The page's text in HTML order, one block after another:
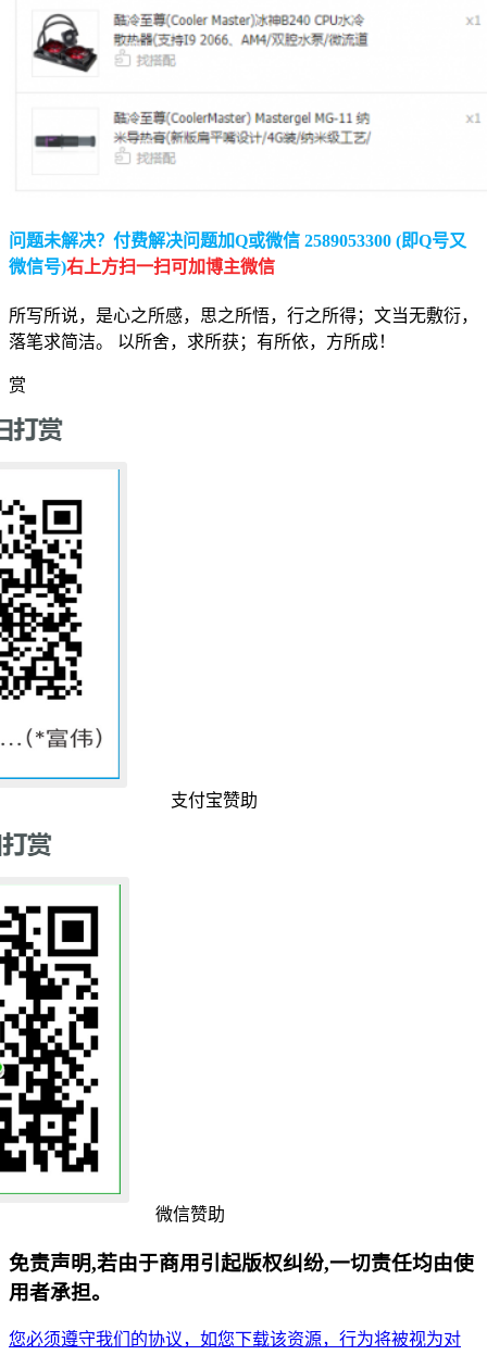
问题未解决？付费解决问题加Q或微信 2589053300 (即Q号又
微信号)右上方扫一扫可加博主微信
所写所说，是心之所感，思之所悟，行之所得；文当无敷衍，
落笔求简洁。 以所舍，求所获；有所依，方所成！
赏
支付宝赞助
微信赞助
免责声明,若由于商用引起版权纠纷,一切责任均由使
用者承担。
您必须遵守我们的协议，如您下载该资源，行为将被视为对